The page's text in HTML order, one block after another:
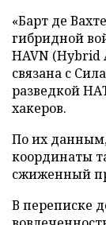
«Барт де
гибридной
HAVN (Hybrid
связана с
разведкой
хакеров.
По их
координаты
сжиженный
В переписке